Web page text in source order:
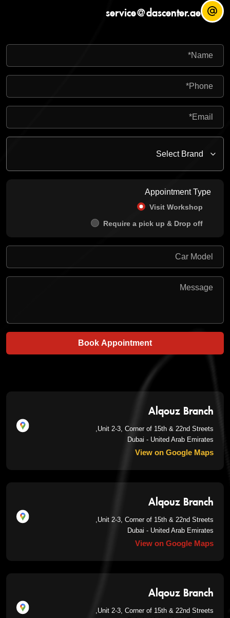
service@dascenter.ae
Appointment Type
Visit Workshop
Require a pick up & Drop off
Book Appointment
Alqouz Branch
Unit 2-3, Corner of 15th & 22nd Streets,
Dubai - United Arab Emirates
View on Google Maps
Alqouz Branch
Unit 2-3, Corner of 15th & 22nd Streets,
Dubai - United Arab Emirates
View on Google Maps
Alqouz Branch
Unit 2-3, Corner of 15th & 22nd Streets,